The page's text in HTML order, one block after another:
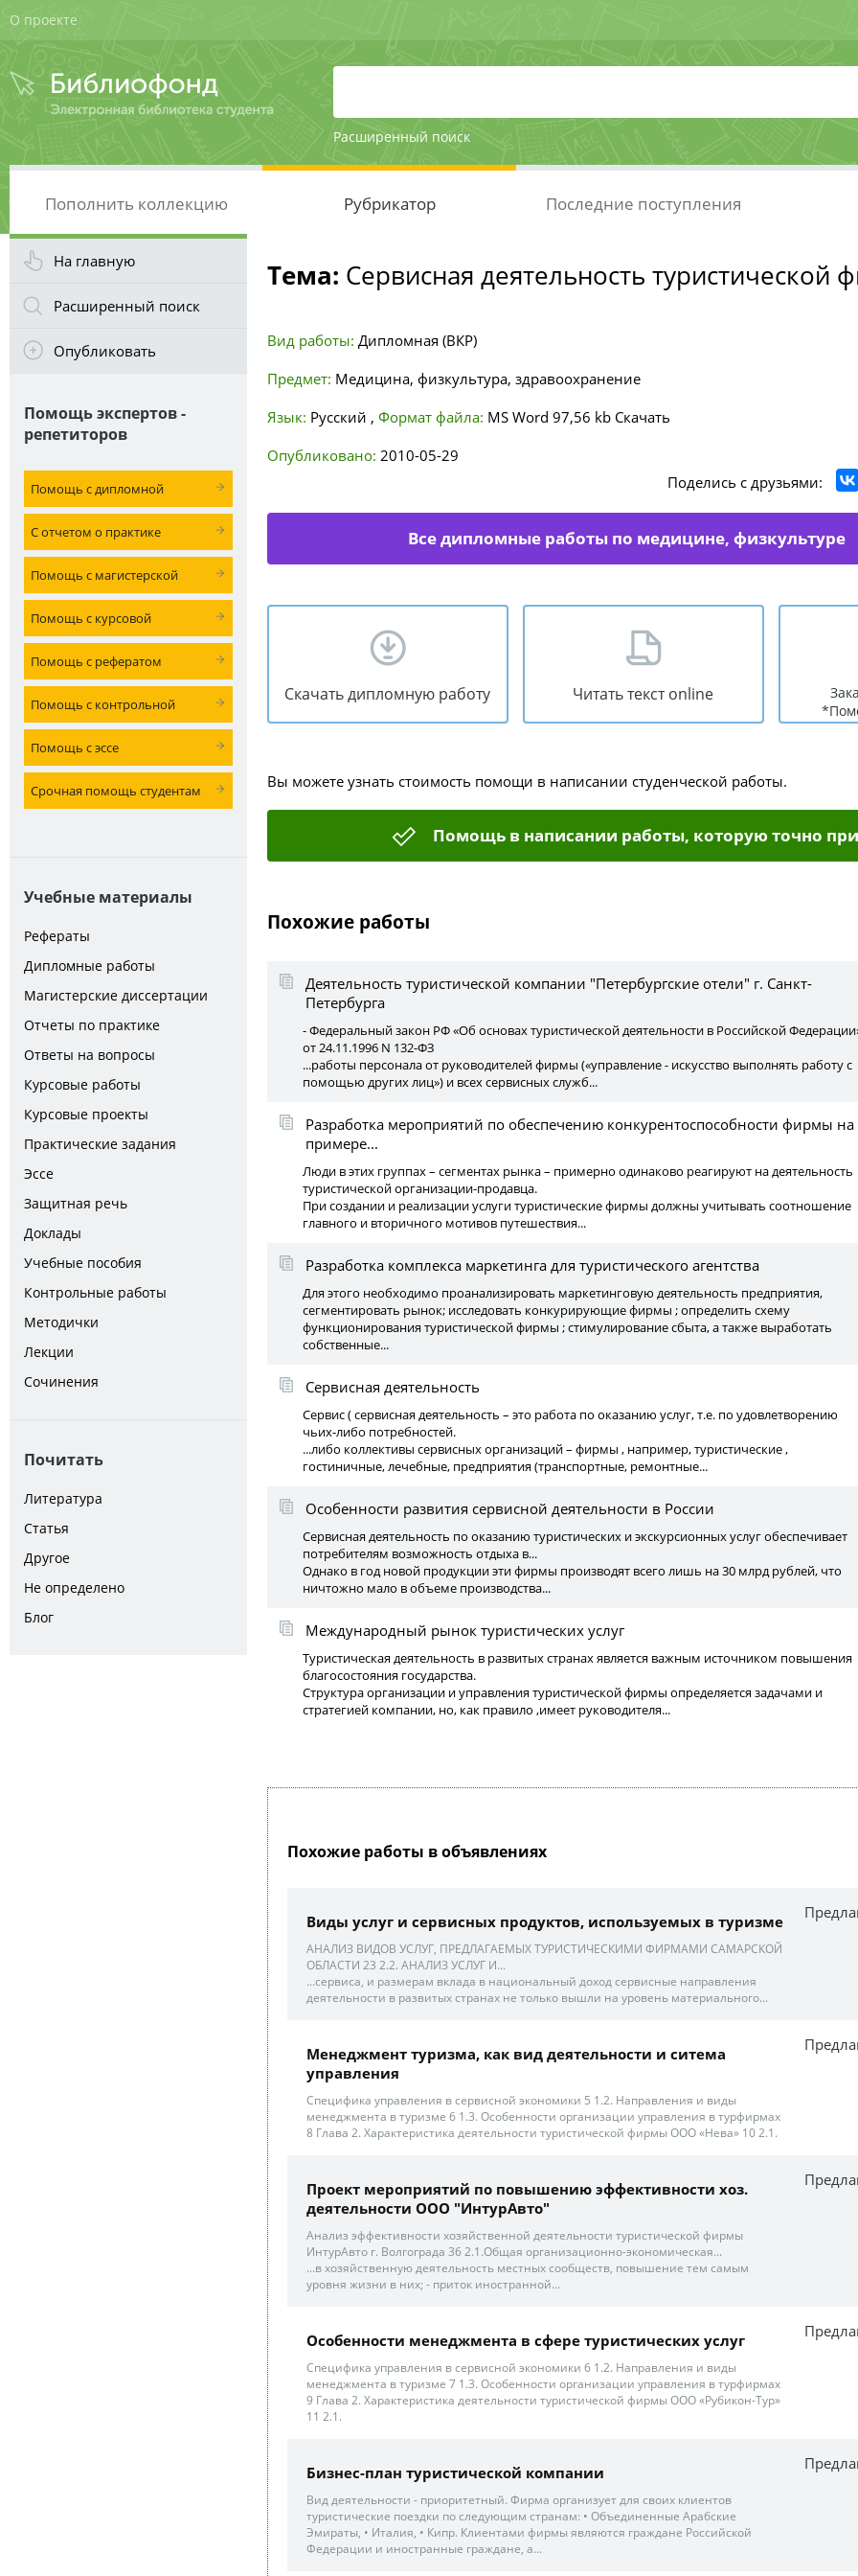
О проекте
Расширенный поиск
Пополнить коллекцию Рубрикатор Последние поступления
На главную
Расширенный поиск
Опубликовать
Помощь экспертов -
репетиторов
Помощь с дипломной
С отчетом о практике
Помощь с магистерской
Помощь с курсовой
Помощь с рефератом
Помощь с контрольной
Помощь с эссе
Срочная помощь студентам
Учебные материалы
Рефераты
Дипломные работы
Магистерские диссертации
Отчеты по практике
Ответы на вопросы
Курсовые работы
Курсовые проекты
Практические задания
Эссе
Защитная речь
Доклады
Учебные пособия
Контрольные работы
Методички
Лекции
Сочинения
Почитать
Литература
Статья
Другое
Не определено
Блог
Тема: Сервисная деятельность туристической
Вид работы: Дипломная (ВКР)
Предмет: Медицина, физкультура, здравоохранение
Язык: Русский , Формат файла: MS Word 97,56 kb Скачать
Опубликовано: 2010-05-29
Поделись с друзьями:
Все дипломные работы по медицине, физкультуре
Скачать дипломную работу Читать текст online
Вы можете узнать стоимость помощи в написании студенческой работы.
Помощь в написании работы, которую точно
Похожие работы
Деятельность туристической компании "Петербургские отели" г. Санкт-
Петербурга
- Федеральный закон РФ «Об основах туристической деятельности в Российской
от 24.11.1996 N 132-ФЗ
...работы персонала от руководителей фирмы («управление - искусство выполнять работу с
помощью других лиц») и всех сервисных служб...
Разработка мероприятий по обеспечению конкурентоспособности фирмы на
примере...
Люди в этих группах – сегментах рынка – примерно одинаково реагируют на деятельность
туристической организации-продавца.
При создании и реализации услуги туристические фирмы должны учитывать соотношение
главного и вторичного мотивов путешествия...
Разработка комплекса маркетинга для туристического агентства
Для этого необходимо проанализировать маркетинговую деятельность предприятия,
сегментировать рынок; исследовать конкурирующие фирмы ; определить схему
функционирования туристической фирмы ; стимулирование сбыта, а также выработать
собственные...
Сервисная деятельность
Сервис ( сервисная деятельность – это работа по оказанию услуг, т.е. по удовлетворению
чьих-либо потребностей.
...либо коллективы сервисных организаций – фирмы , например, туристические ,
гостиничные, лечебные, предприятия (транспортные, ремонтные...
Особенности развития сервисной деятельности в России
Сервисная деятельность по оказанию туристических и экскурсионных услуг обеспечивает
потребителям возможность отдыха в...
Однако в год новой продукции эти фирмы производят всего лишь на 30 млрд рублей, что
ничтожно мало в объеме производства...
Международный рынок туристических услуг
Туристическая деятельность в развитых странах является важным источником повышения
благосостояния государства.
Структура организации и управления туристической фирмы определяется задачами и
стратегией компании, но, как правило ,имеет руководителя...
Похожие работы в объявлениях
Виды услуг и сервисных продуктов, используемых в туризме
АНАЛИЗ ВИДОВ УСЛУГ, ПРЕДЛАГАЕМЫХ ТУРИСТИЧЕСКИМИ ФИРМАМИ САМАРСКОЙ
ОБЛАСТИ 23 2.2. АНАЛИЗ УСЛУГ И...
...сервиса, и размерам вклада в национальный доход сервисные направления
деятельности в развитых странах не только вышли на уровень материального...
Менеджмент туризма, как вид деятельности и ситема
управления
Специфика управления в сервисной экономики 5 1.2. Направления и виды
менеджмента в туризме 6 1.3. Особенности организации управления в турфирмах
8 Глава 2. Характеристика деятельности туристической фирмы ООО «Нева» 10 2.1.
Проект мероприятий по повышению эффективности хоз.
деятельности ООО "ИнтурАвто"
Анализ эффективности хозяйственной деятельности туристической фирмы
ИнтурАвто г. Волгограда 36 2.1.Общая организационно-экономическая...
...в хозяйственную деятельность местных сообществ, повышение тем самым
уровня жизни в них; - приток иностранной...
Особенности менеджмента в сфере туристических услуг
Специфика управления в сервисной экономики 6 1.2. Направления и виды
менеджмента в туризме 7 1.3. Особенности организации управления в турфирмах
9 Глава 2. Характеристика деятельности туристической фирмы ООО «Рубикон-Тур»
11 2.1.
Бизнес-план туристической компании
Вид деятельности - приоритетный. Фирма организует для своих клиентов
туристические поездки по следующим странам: • Объединенные Арабские
Эмираты, • Италия, • Кипр. Клиентами фирмы являются граждане Российской
Федерации и иностранные граждане, а...